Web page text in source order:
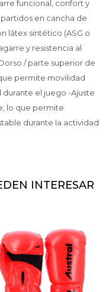
funcional, confort y
en cancha de
látex sintético (ASG o
y resistencia al
/ parte superior de
permite movilidad
durante el juego -Ajuste
lo que permite
durante la actividad
INTERESAR